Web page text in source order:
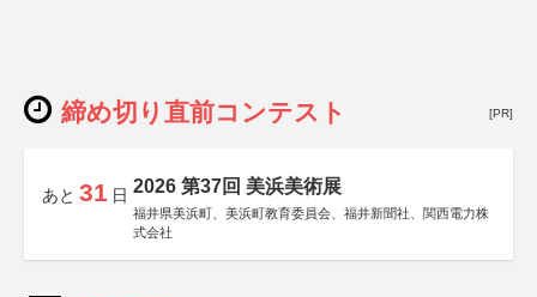
締め切り直前コンテスト [PR]
あと 31 日 2026 第37回 美浜美術展
福井県美浜町、美浜町教育委員会、福井新聞社、関西電力株
式会社